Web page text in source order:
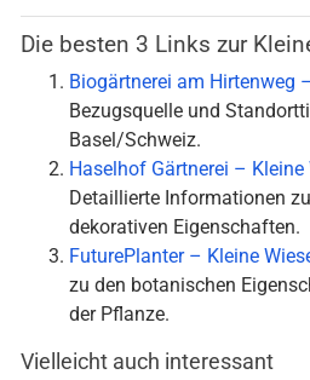
Die besten 3 Links zur
Biogärtnerei am Hirtenweg
Bezugsquelle und
Basel/Schweiz.
Haselhof Gärtnerei – Kleine
Detaillierte Informationen
dekorativen Eigenschaften.
FuturePlanter – Kleine
zu den botanischen
der Pflanze.
Vielleicht auch interessant